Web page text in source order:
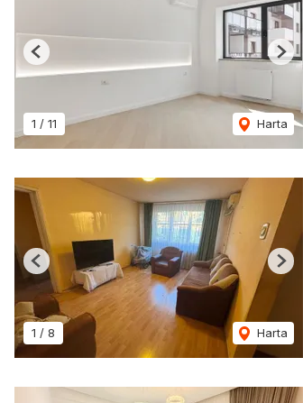
1 / 11 Harta
Previous Next
1 / 8 Harta
Previous Next